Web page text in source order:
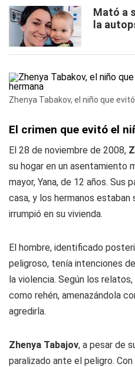
Mató a
la
Zhenya Tabakov, el niño que
El crimen que evitó el
El 28 de noviembre de 2008,
su hogar en un asentamiento
mayor, Yana, de 12 años. Sus
casa, y los hermanos estaban
irrumpió en su vivienda.
El hombre, identificado
peligroso, tenía intenciones
la violencia. Según los
como rehén, amenazándola
agredirla.
Zhenya Tabajov, a pesar de
paralizado ante el peligro.